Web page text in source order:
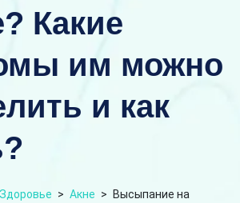
Какие
им можно
и как
Здоровье > Акне >
Высыпание на